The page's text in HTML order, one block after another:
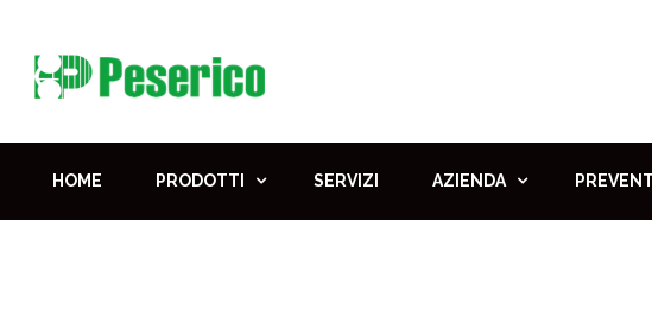
HOME PRODOTTI SERVIZI AZIENDA